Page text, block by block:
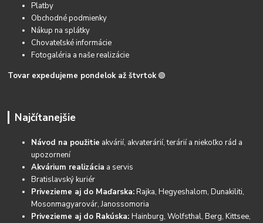
Platby
Obchodné podmienky
Nákup na splátky
Chovateľské informácie
Fotogaléria a naše realizácie
Tovar expedujeme pondelok až štvrtok 🟢
Najčítanejšie
Návod na použitie akvárií, akvaterárií, terárií a niekoľko rád a
upozornení
Akvárium realizácia a servis
Bratislavský kuriér
Privezieme aj do Maďarska:Rajka, Hegyeshalom, Dunakiliti,
Mosonmagyarovár, Janossomoria
Privezieme aj do Rakúska:Hainburg, Wolfsthal, Berg, Kittsee,